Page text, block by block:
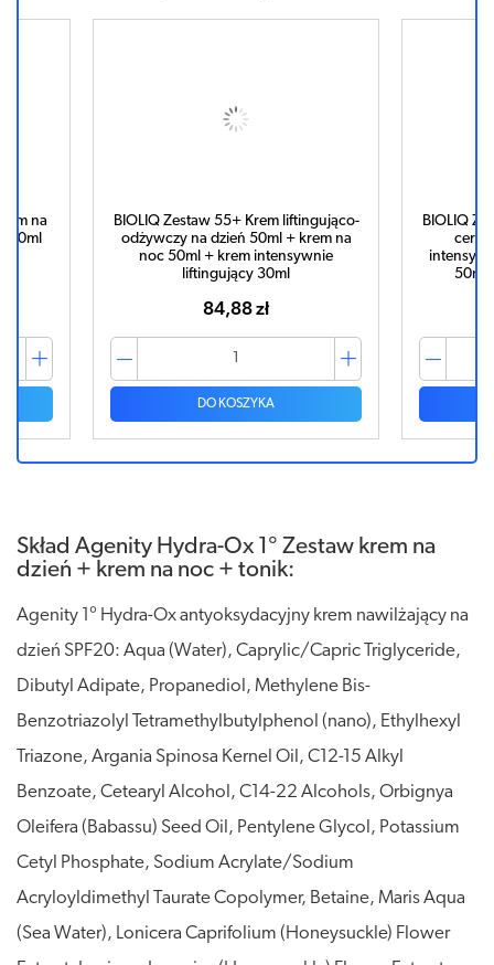
na
50ml
BIOLIQ Zestaw 55+ Krem liftingująco-
odżywczy na dzień 50ml + krem na
noc 50ml + krem intensywnie
liftingujący 30ml
84,88 zł
DO KOSZYKA
BIOLIQ
cery
50ml
Skład Agenity Hydra-Ox 1° Zestaw krem na
dzień + krem na noc + tonik:
Agenity 1° Hydra-Ox antyoksydacyjny krem nawilżający na
dzień SPF20: Aqua (Water), Caprylic/Capric Triglyceride,
Dibutyl Adipate, Propanediol, Methylene Bis-
Benzotriazolyl Tetramethylbutylphenol (nano), Ethylhexyl
Triazone, Argania Spinosa Kernel Oil, C12-15 Alkyl
Benzoate, Cetearyl Alcohol, C14-22 Alcohols, Orbignya
Oleifera (Babassu) Seed Oil, Pentylene Glycol, Potassium
Cetyl Phosphate, Sodium Acrylate/Sodium
Acryloyldimethyl Taurate Copolymer, Betaine, Maris Aqua
(Sea Water), Lonicera Caprifolium (Honeysuckle) Flower